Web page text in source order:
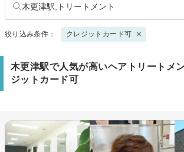
木更津駅,トリートメント
絞り込み条件： クレジットカード可
木更津駅で人気が高いヘアトリートメ
ジットカード可